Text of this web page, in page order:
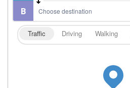
Traffic Driving Walking